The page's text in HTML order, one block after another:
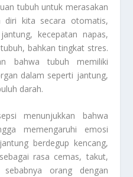
tubuh untuk merasakan
kita secara otomatis,
kecepatan napas,
bahkan tingkat stres.
bahwa tubuh memiliki
dalam seperti jantung,
darah.
menunjukkan bahwa
memengaruhi emosi
berdegup kencang,
rasa cemas, takut,
orang dengan